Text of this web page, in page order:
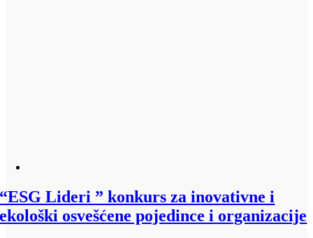
“ESG Lideri ” konkurs za inovativne i
ekološki osvešćene pojedince i organizacije